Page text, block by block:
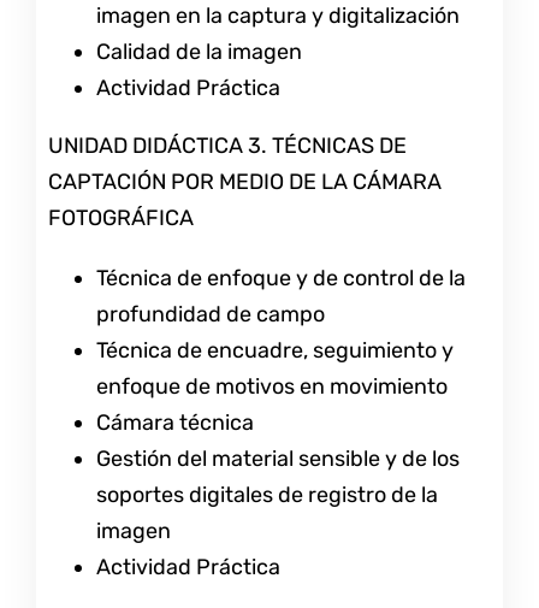
imagen en la captura y digitalización
Calidad de la imagen
Actividad Práctica
UNIDAD DIDÁCTICA 3. TÉCNICAS DE
CAPTACIÓN POR MEDIO DE LA CÁMARA
FOTOGRÁFICA
Técnica de enfoque y de control de la
profundidad de campo
Técnica de encuadre, seguimiento y
enfoque de motivos en movimiento
Cámara técnica
Gestión del material sensible y de los
soportes digitales de registro de la
imagen
Actividad Práctica